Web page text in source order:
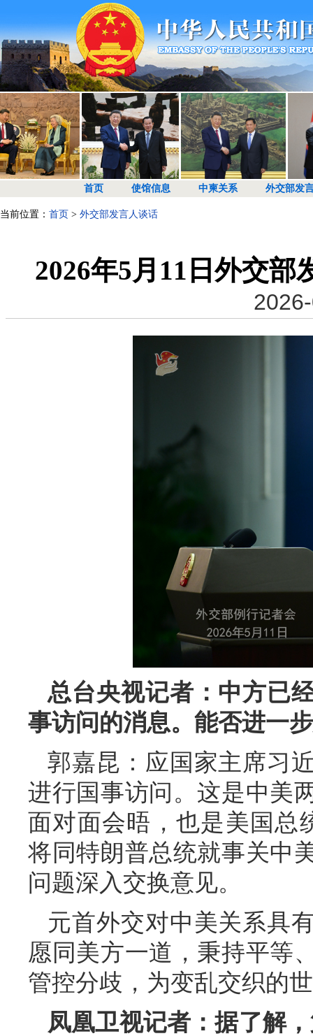
首页 使馆信息 中柬关系 外交部发
当前位置： 首页 > 外交部发言人谈话
2026年5月11日外交
总台央视记者：中方已
事访问的消息。能否进一
郭嘉昆：应国家主席习
进行国事访问。这是中美
面对面会晤，也是美国总
将同特朗普总统就事关中
问题深入交换意见。
元首外交对中美关系具
愿同美方一道，秉持平等
管控分歧，为变乱交织的
凤凰卫视记者：据了解